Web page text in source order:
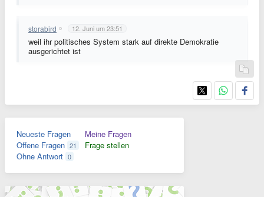
storabird 12. Juni um 23:51
weil ihr politisches System stark auf direkte Demokratie
ausgerichtet ist
Neueste Fragen
Offene Fragen 21
Ohne Antwort 0
Meine Fragen
Frage stellen